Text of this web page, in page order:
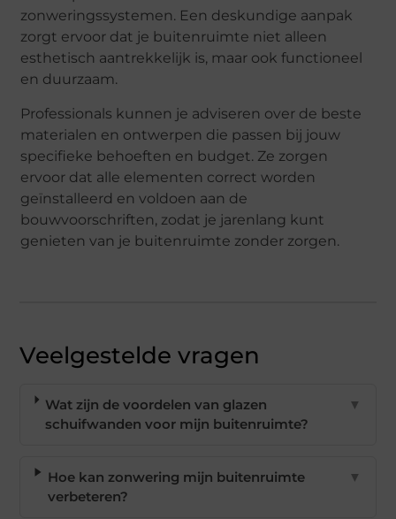
zonweringssystemen. Een deskundige aanpak
zorgt ervoor dat je buitenruimte niet alleen
esthetisch aantrekkelijk is, maar ook functioneel
en duurzaam.
Professionals kunnen je adviseren over de beste
materialen en ontwerpen die passen bij jouw
specifieke behoeften en budget. Ze zorgen
ervoor dat alle elementen correct worden
geïnstalleerd en voldoen aan de
bouwvoorschriften, zodat je jarenlang kunt
genieten van je buitenruimte zonder zorgen.
Veelgestelde vragen
Wat zijn de voordelen van glazen
schuifwanden voor mijn buitenruimte?
▼
Hoe kan zonwering mijn buitenruimte
verbeteren?
▼